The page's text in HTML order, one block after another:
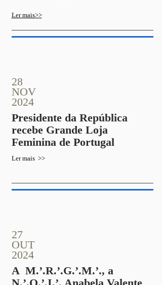
Ler mais>>
28
NOV
2024
Presidente da República
recebe Grande Loja
Feminina de Portugal
Ler mais >>
27
OUT
2024
A M.’.R.’.G.’.M.’., a